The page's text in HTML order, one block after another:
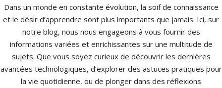
Dans un monde en constante évolution, la soif de connaissance
et le désir d’apprendre sont plus importants que jamais. Ici, sur
notre blog, nous nous engageons à vous fournir des
informations variées et enrichissantes sur une multitude de
sujets. Que vous soyez curieux de découvrir les dernières
avancées technologiques, d’explorer des astuces pratiques pour
la vie quotidienne, ou de plonger dans des réflexions